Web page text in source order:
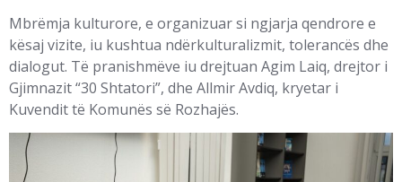
Mbrëmja kulturore, e organizuar si ngjarja qendrore e
kësaj vizite, iu kushtua ndërkulturalizmit, tolerancës dhe
dialogut. Të pranishmëve iu drejtuan Agim Laiq, drejtor i
Gjimnazit “30 Shtatori”, dhe Allmir Avdiq, kryetar i
Kuvendit të Komunës së Rozhajës.